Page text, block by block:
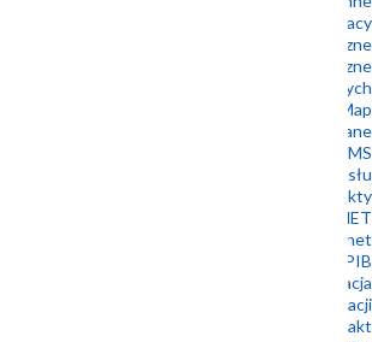
Oferty pracy
Zamówienia publiczne
Dane geologiczne
Bazy danych
1 Kliknięcie 10 Map
Metadane
WFS i WMS
Centrum Wsparcia Przemysłu
Projekty
GEOPLANET
Szkoła Doktorska Geoplanet
Doktoranci Geoplanet w PIG-PIB
Rekrutacja
Archiwum rekrutacji
Kontakt